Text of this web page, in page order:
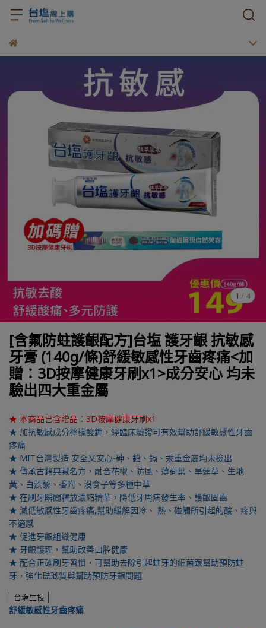
1 / 4
[含氟防蛀護齦配方]台塩 護牙齦 抗敏感
牙膏 (140g/條)舒緩敏感性牙齒疼痛<加
贈：3D按摩健康牙刷x1>成分安心 均未
驗出四大重金屬
★ 本商品已含贈品：3D按摩健康牙刷x1
★ 加抗敏感成分檸檬酸鉀，經臨床驗證可有效幫助舒緩敏感性牙齒
疼痛
★ MIT台灣製造 安全又安心-砷、鉛、鎘、汞重金屬均未檢出
★ 傳承古籍典藏名方，融合花椒、防風、薄荷葉、旱蓮草、生地
黃、白蒺藜、香附、沒食子等多種中草
★ 在刷牙瞬間釋放濃縮精華，降低牙周病發生率、護齦固齒
★ 減低敏感性牙齒疼痛,幫助緩解因冷、 熱、碰觸所引起的酸、疼與
不適感
★ 促進牙齦組織健康
★ 牙齦護理，幫助改善口腔健康
★ 配合正確刷牙習慣，可幫助去除引起蛀牙的細菌跟幫助預防蛀
牙，強化琺瑯質與幫助預防牙齦問題
台塩生技
舒緩敏感性牙齒疼痛